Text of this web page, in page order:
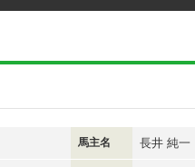
馬主名 長井 純一